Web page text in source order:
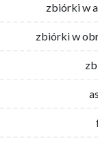
zbiórki w
zbiórki w
zbiórki w
zbiórki w